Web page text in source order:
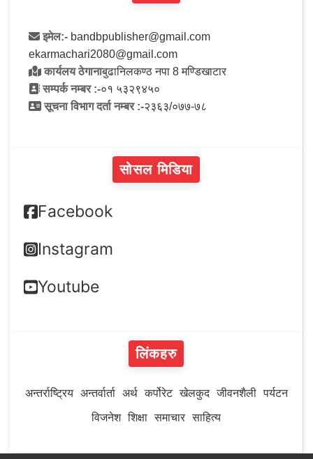
इमेल:- bandbpublisher@gmail.com
ekarmachari2080@gmail.com
कार्यलय ठेगानाबुढानिलकण्ठ नपा 8 मण्डिखाटार
सम्पर्क नम्बर :-०१ ५३२९४५०
सूचना विभाग दर्ता नम्बर :-२३६३/०७७-७८
सोसल मिडिया
Facebook
Instagram
Youtube
लिंकहरु
अन्तर्राष्ट्रिय अन्तर्वार्ता अर्थ कर्पोरेट खेलकुद जीवनशैली पर्यटन
विजनेश शिक्षा समाचार साहित्य